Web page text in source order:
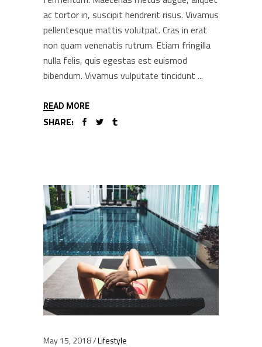
ac tortor in, suscipit hendrerit risus. Vivamus
pellentesque mattis volutpat. Cras in erat
non quam venenatis rutrum. Etiam fringilla
nulla felis, quis egestas est euismod
bibendum. Vivamus vulputate tincidunt
READ MORE
SHARE:
May 15, 2018 Lifestyle